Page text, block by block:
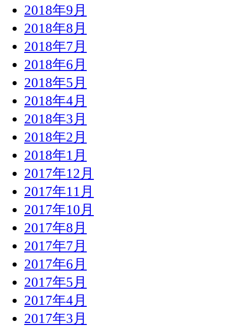
2018年9月
2018年8月
2018年7月
2018年6月
2018年5月
2018年4月
2018年3月
2018年2月
2018年1月
2017年12月
2017年11月
2017年10月
2017年8月
2017年7月
2017年6月
2017年5月
2017年4月
2017年3月